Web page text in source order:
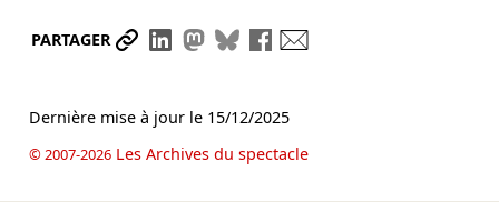
PARTAGER Partager le lien
Partager sur LinkedIn
Partager sur Mastodon
Partager sur Bluesky
Partager sur Facebook
Dernière mise à jour le 15/12/2025
© 2007-2026Les Archives du spectacle